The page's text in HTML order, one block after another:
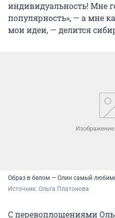
индивидуальность! Мне
популярность», — а мне
мои идеи, — делится
Образ в белом — Олин самый
Источник: Ольга Платонова
С перевоплощениями